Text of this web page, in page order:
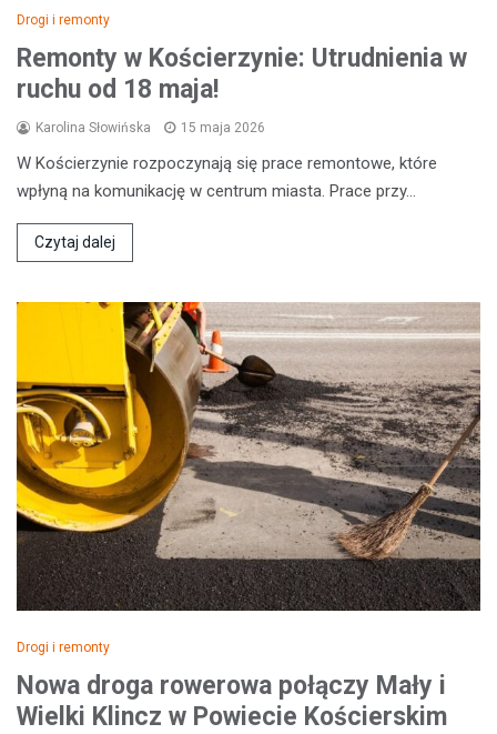
Drogi i remonty
Remonty w Kościerzynie: Utrudnienia w
ruchu od 18 maja!
Karolina Słowińska 15 maja 2026
W Kościerzynie rozpoczynają się prace remontowe, które
wpłyną na komunikację w centrum miasta. Prace przy…
Czytaj dalej
Drogi i remonty
Nowa droga rowerowa połączy Mały i
Wielki Klincz w Powiecie Kościerskim